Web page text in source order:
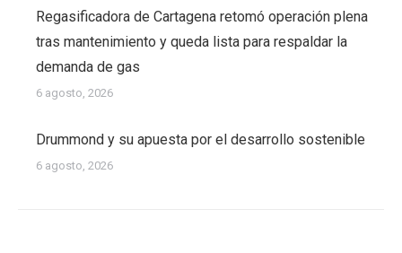
Regasificadora de Cartagena retomó operación plena
tras mantenimiento y queda lista para respaldar la
demanda de gas
6 agosto, 2026
Drummond y su apuesta por el desarrollo sostenible
6 agosto, 2026